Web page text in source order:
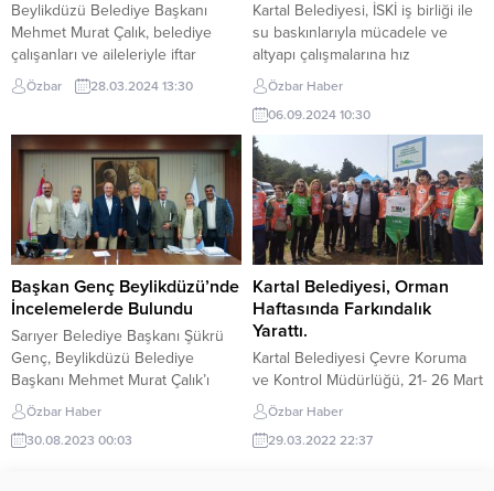
Beylikdüzü Belediye Başkanı
Mehmet Murat Çalık, belediye
çalışanları ve aileleriyle iftar
yemeğinde bir araya geldi.
Beylikdüzü’ne hizmet etmek için
çalıştıklarını belirten Başkan Çalık,
“Bütün çalışma arkadaşlarım
benim başımın tacıdır. Beş yıl
birlikte görev yaptık ve birçok
güzelliği bu kente kazandırdık.
Emek veren, alın teri döken
Özbar 28.03.2024 13:30
Kartal Belediyesi, İSKİ iş birliği ile
su baskınlarıyla mücadele ve
altyapı çalışmalarına hız
kesmeden devam ediyor. Daha
önce yağmur suyu altyapısı
bulunmayan Çavuşoğlu
Mahallesi’ndeki Meşeli Ayazma
Caddesi, Öncü Sokak, Yabangülü
Sokak ve Mihrabat Sokak’ta
başlatılan yağmur suyu ve atık su
altyapı çalışmaları mahalle
sakinlerine rahat bir nefes
Özbar Haber
06.09.2024 10:30
Başkan Genç Beylikdüzü’nde
İncelemelerde Bulundu
Sarıyer Belediye Başkanı Şükrü
Genç, Beylikdüzü Belediye
Başkanı Mehmet Murat Çalık’ı
ziyaret ederek ilçede yürütülen
çalışmalar hakkında bilgi aldı.
Başkan Çalık ile bilgi alışverişinde
Özbar Haber
30.08.2023 00:03
Kartal Belediyesi, Orman
Haftasında Farkındalık
Yarattı.
Kartal Belediyesi Çevre Koruma
ve Kontrol Müdürlüğü, 21- 26 Mart
Orman Haftası nedeniyle, Aydos
ormanında bir dizi etkinlik
düzenledi. Kartal Belediyesi,
Özbar Haber
29.03.2022 22:37